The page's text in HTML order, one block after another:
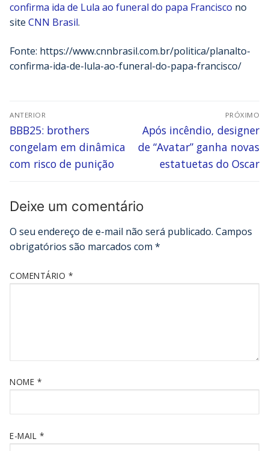
confirma ida de Lula ao funeral do papa Francisco no
site CNN Brasil.
Fonte: https://www.cnnbrasil.com.br/politica/planalto-
confirma-ida-de-lula-ao-funeral-do-papa-francisco/
ANTERIOR
BBB25: brothers
congelam em dinâmica
com risco de punição
PRÓXIMO
Após incêndio, designer
de “Avatar” ganha novas
estatuetas do Oscar
Deixe um comentário
O seu endereço de e-mail não será publicado. Campos
obrigatórios são marcados com *
COMENTÁRIO *
NOME *
E-MAIL *